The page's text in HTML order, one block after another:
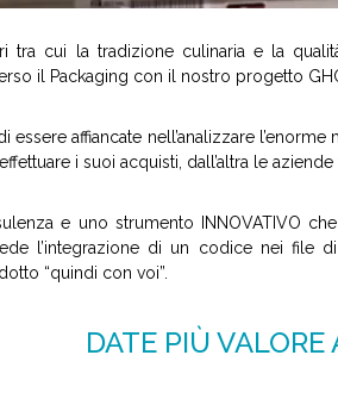
tra cui la tradizione culinaria e la
il Packaging con il nostro progetto
essere affiancate nell’analizzare
i suoi acquisti, dall’altra le
e uno strumento INNOVATIVO
l’integrazione di un codice nei file
“quindi con voi”.
DATE PIÙ